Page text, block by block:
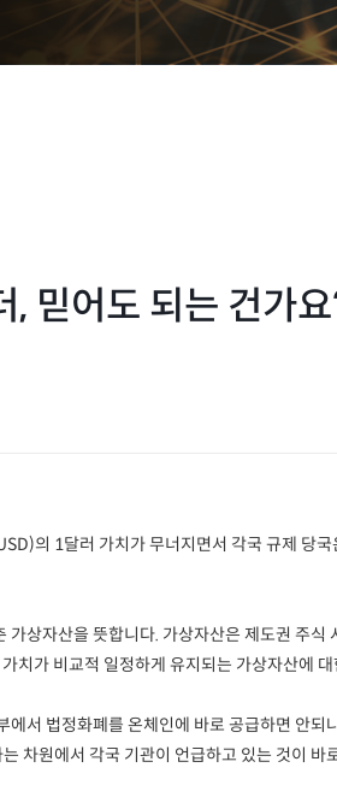
믿어도 되는 건가
의 1달러 가치가 무너지면서 각국 규제 당
상자산을 뜻합니다. 가상자산은 제도권 주
가 비교적 일정하게 유지되는 가상자산에
서 법정화폐를 온체인에 바로 공급하면 안
원에서 각국 기관이 언급하고 있는 것이